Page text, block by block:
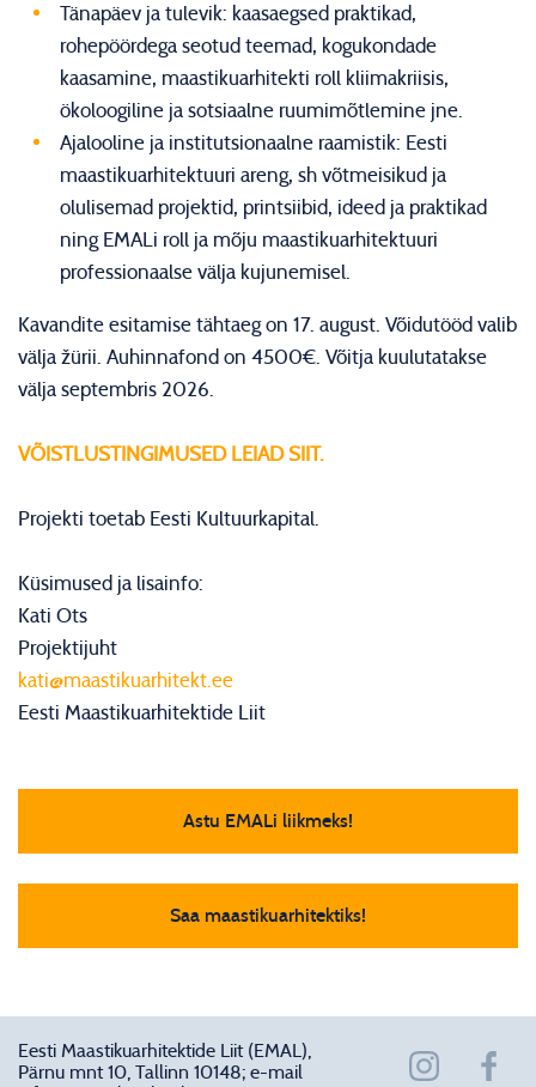
Tänapäev ja tulevik: kaasaegsed praktikad,
rohepöördega seotud teemad, kogukondade
kaasamine, maastikuarhitekti roll kliimakriisis,
ökoloogiline ja sotsiaalne ruumimõtlemine jne.
Ajalooline ja institutsionaalne raamistik: Eesti
maastikuarhitektuuri areng, sh võtmeisikud ja
olulisemad projektid, printsiibid, ideed ja praktikad
ning EMALi roll ja mõju maastikuarhitektuuri
professionaalse välja kujunemisel.
Kavandite esitamise tähtaeg on 17. august. Võidutööd valib
välja žürii. Auhinnafond on 4500€. Võitja kuulutatakse
välja septembris 2026.
VÕISTLUSTINGIMUSED LEIAD SIIT.
Projekti toetab Eesti Kultuurkapital.
Küsimused ja lisainfo:
Kati Ots
Projektijuht
kati@maastikuarhitekt.ee
Eesti Maastikuarhitektide Liit
Astu EMALi liikmeks!
Saa maastikuarhitektiks!
Eesti Maastikuarhitektide Liit (EMAL),
Pärnu mnt 10, Tallinn 10148; e-mail